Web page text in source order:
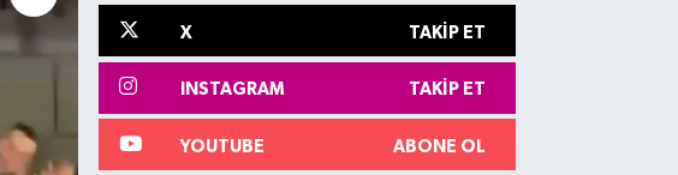
X TAKIP ET
INSTAGRAM TAKIP ET
YOUTUBE ABONE OL